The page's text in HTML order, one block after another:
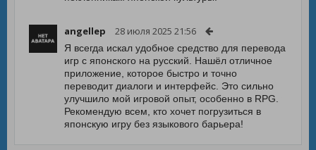
angellep 28 июля 2025 21:56
Я всегда искал удобное средство для перевода
игр с японского на русский. Нашёл отличное
приложение, которое быстро и точно
переводит диалоги и интерфейс. Это сильно
улучшило мой игровой опыт, особенно в RPG.
Рекомендую всем, кто хочет погрузиться в
японскую игру без языкового барьера!